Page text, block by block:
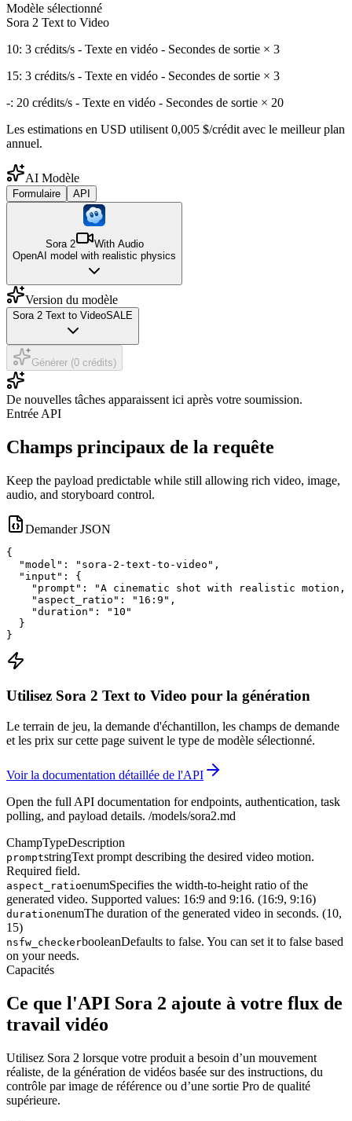
Modèle sélectionné
Sora 2 Text to Video
10: 3 crédits/s - Texte en vidéo - Secondes de sortie × 3
15: 3 crédits/s - Texte en vidéo - Secondes de sortie × 3
-: 20 crédits/s - Texte en vidéo - Secondes de sortie × 20
Les estimations en USD utilisent 0,005 $/crédit avec le meilleur plan
annuel.
AI Modèle
Formulaire API
Sora 2
With Audio
OpenAI model with realistic physics
Version du modèle
Sora 2 Text to VideoSALE
Générer (0 crédits)
De nouvelles tâches apparaissent ici après votre soumission.
Entrée API
Champs principaux de la requête
Keep the payload predictable while still allowing rich video, image,
audio, and storyboard control.
Demander JSON
{
  "model": "sora-2-text-to-video",
  "input": {
"prompt": "A cinematic shot with realistic
    "aspect_ratio": "16:9",
    "duration": "10"
  }
}
Utilisez Sora 2 Text to Video pour la génération
Le terrain de jeu, la demande d'échantillon, les champs de demande
et les prix sur cette page suivent le type de modèle sélectionné.
Voir la documentation détaillée de l'API
Open the full API documentation for endpoints, authentication, task
polling, and payload details. /models/sora2.md
ChampTypeDescription
promptstringText prompt describing the desired video motion.
Required field.
aspect_ratioenumSpecifies the width-to-height ratio of the
generated video. Supported values: 16:9 and 9:16. (16:9, 9:16)
durationenumThe duration of the generated video in seconds. (10,
15)
nsfw_checkerbooleanDefaults to false. You can set it to false based
on your needs.
Capacités
Ce que l'API Sora 2 ajoute à votre flux de
travail vidéo
Utilisez Sora 2 lorsque votre produit a besoin d’un mouvement
réaliste, de la génération de vidéos basée sur des instructions, du
contrôle par image de référence ou d’une sortie Pro de qualité
supérieure.